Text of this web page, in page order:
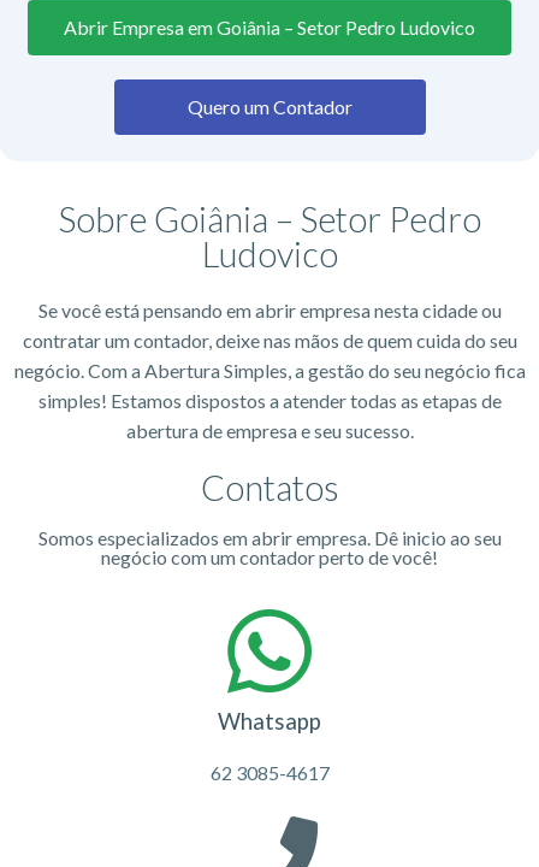
Abrir Empresa em Goiânia – Setor Pedro Ludovico
Quero um Contador
Sobre Goiânia – Setor Pedro
Ludovico
Se você está pensando em abrir empresa nesta cidade ou
contratar um contador, deixe nas mãos de quem cuida do seu
negócio. Com a Abertura Simples, a gestão do seu negócio fica
simples! Estamos dispostos a atender todas as etapas de
abertura de empresa e seu sucesso.
Contatos
Somos especializados em abrir empresa. Dê inicio ao seu
negócio com um contador perto de você!
Whatsapp
62 3085-4617